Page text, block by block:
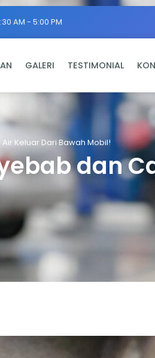
AM - 5:00 PM
GALERI TESTIMONIAL
Keluar Dari Bawah Mobil!
dan